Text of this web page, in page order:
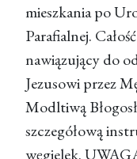
mieszkania po
Parafialnej.
nawiązujący do
Jezusowi przez
Modltiwą
szczegółową
węgielek.